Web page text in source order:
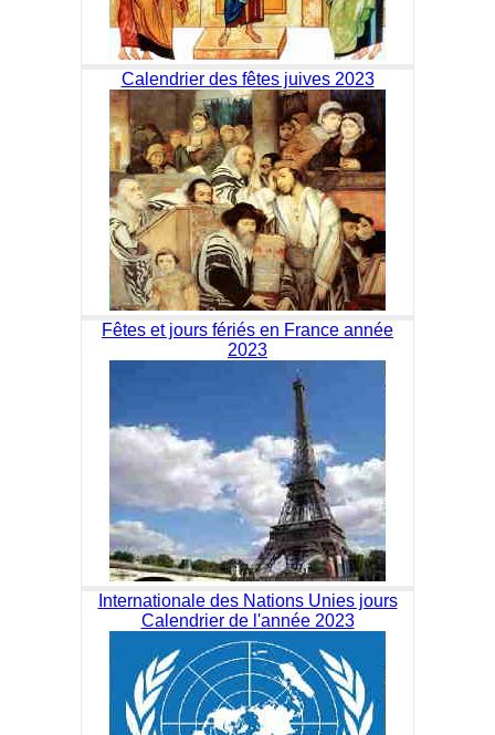
Calendrier des fêtes juives 2023
Fêtes et jours fériés en France année
2023
Internationale des Nations Unies jours
Calendrier de l'année 2023